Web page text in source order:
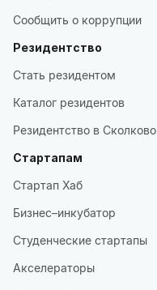
Сообщить о коррупции
Резидентство
Стать резидентом
Каталог резидентов
Резидентство в Сколково
Стартапам
Стартап Хаб
Бизнес–инкубатор
Студенческие стартапы
Акселераторы